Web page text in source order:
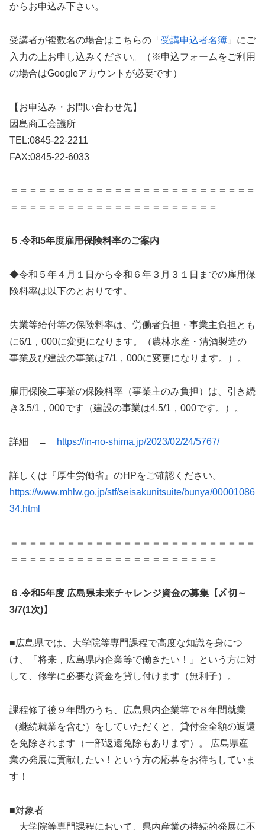
からお申込み下さい。
受講者が複数名の場合はこちらの「 受講申込者名簿 」にご
入力の上お申し込みください。（※申込フォームをご利用
の場合はGoogleアカウントが必要です）
【お申込み・お問い合わせ先】
因島商工会議所
TEL:0845-22-2211
FAX:0845-22-6033
＝＝＝＝＝＝＝＝＝＝＝＝＝＝＝＝＝＝＝＝＝＝＝＝＝＝
＝＝＝＝＝＝＝＝＝＝＝＝＝＝＝＝＝＝＝＝＝＝
５.令和5年度雇用保険料率のご案内
◆令和５年４月１日から令和６年３月３１日までの雇用保
険料率は以下のとおりです。
失業等給付等の保険料率は、労働者負担・事業主負担とも
に6/1，000に変更になります。（農林水産・清酒製造の
事業及び建設の事業は7/1，000に変更になります。）。
雇用保険二事業の保険料率（事業主のみ負担）は、引き続
き3.5/1，000です（建設の事業は4.5/1，000です。）。
詳細 → https://in-no-shima.jp/2023/02/24/5767/
詳しくは『厚生労働省』のHPをご確認ください。
https://www.mhlw.go.jp/stf/seisakunitsuite/bunya/00001086
34.html
＝＝＝＝＝＝＝＝＝＝＝＝＝＝＝＝＝＝＝＝＝＝＝＝＝＝
＝＝＝＝＝＝＝＝＝＝＝＝＝＝＝＝＝＝＝＝＝＝
６.令和5年度 広島県未来チャレンジ資金の募集【〆切～
3/7(1次)】
■広島県では、大学院等専門課程で高度な知識を身につ
け、「将来，広島県内企業等で働きたい！」という方に対
して、修学に必要な資金を貸し付けます（無利子）。
課程修了後９年間のうち、広島県内企業等で８年間就業
（継続就業を含む）をしていただくと、貸付金全額の返還
を免除されます（一部返還免除もあります）。 広島県産
業の発展に貢献したい！という方の応募をお待ちしていま
す！
■対象者
大学院等専門課程において、県内産業の持続的発展に不